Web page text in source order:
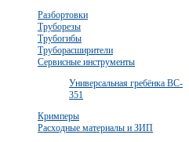
Разбортовки
Труборезы
Трубогибы
Труборасширители
Сервисные инструменты
Универсальная гребёнка BC-
351
Кримперы
Расходные материалы и ЗИП